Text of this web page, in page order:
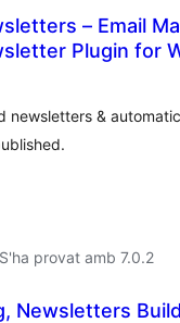
– Email
Plugin for
newsletters &
S'ha provat amb 7.0.2
Newsletters